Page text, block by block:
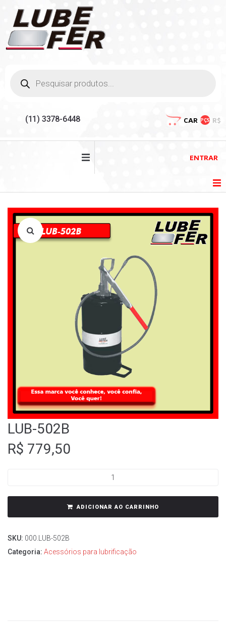
(11) 3378-6448 CAR PÇS R$
LOJA
ENTRAR
LUB-502B
R$ 779,50
ADICIONAR AO CARRINHO
SKU: 000.LUB-502B
Categoria: Acessórios para lubrificação